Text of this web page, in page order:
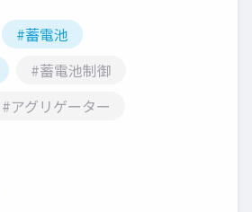
#蓄電池
#蓄電池制御
#アグリゲーター